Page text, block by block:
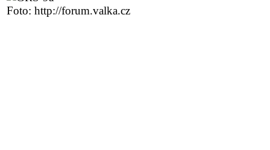
Foto: http://forum.valka.cz